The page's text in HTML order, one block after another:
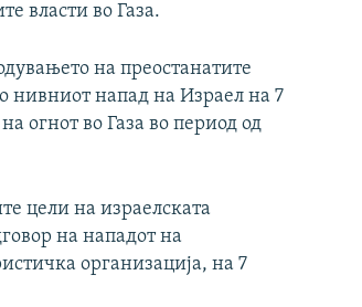
власти во Газа.
на преостанатите
нивниот напад на Израел на 7
огнот во Газа во период од
цели на израелската
на нападот на
организација, на 7